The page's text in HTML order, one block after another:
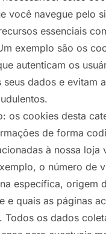
você navegue pelo
essenciais
exemplo são os
autenticam os
seus dados e evitam
os cookies desta
de forma
à nossa loja
o número de
específica, origem
e quais as páginas
Todos os dados